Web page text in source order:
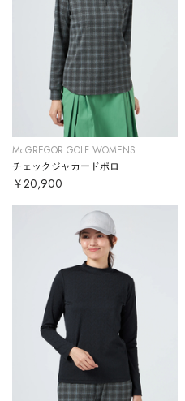
McGREGOR GOLF WOMENS
チェックジャカードポロ
￥20,900